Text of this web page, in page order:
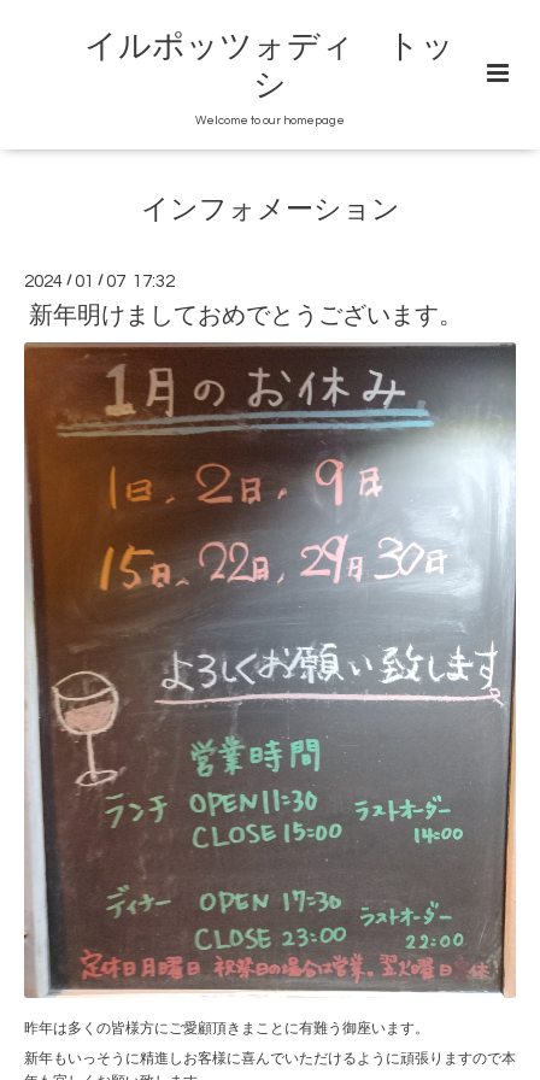
イルポッツォディ トッ
シ
Welcome to our homepage
インフォメーション
2024 /01 /07 17:32
新年明けましておめでとうございます。
昨年は多くの皆様方にご愛顧頂きまことに有難う御座います。
新年もいっそうに精進しお客様に喜んでいただけるように頑張りますので本